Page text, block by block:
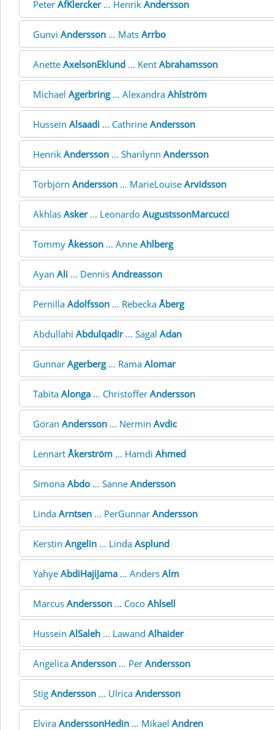
Peter AfKlercker... Henrik Andersson
Gunvi Andersson ... Mats Arrbo
Anette AxelsonEklund ... Kent Abrahamsson
Michael Agerbring... Alexandra Ahlström
Hussein Alsaadi ... Cathrine Andersson
Henrik Andersson ... Sharilynn Andersson
Torbjörn Andersson ... MarieLouise Arvidsson
Akhlas Asker... Leonardo AugustssonMarcucci
Tommy Åkesson ... Anne Ahlberg
Ayan Ali ... Dennis Andreasson
Pernilla Adolfsson ... Rebecka Åberg
Abdullahi Abdulqadir... Sagal Adan
Gunnar Agerberg... Rama Alomar
Tabita Alonga ... Christoffer Andersson
Göran Andersson ... Nermin Avdic
Lennart Åkerström ... Hamdi Ahmed
Simona Abdo ... Sanne Andersson
Linda Arntsen ... PerGunnar Andersson
Kerstin Angelin ... Linda Asplund
Yahye AbdiHajiJama ... Anders Alm
Marcus Andersson ... Coco Ahlsell
Hussein AlSaleh ... Lawand Alhaider
Angelica Andersson ... Per Andersson
Stig Andersson ... Ulrica Andersson
Elvira AnderssonHedin ... Mikael Andren